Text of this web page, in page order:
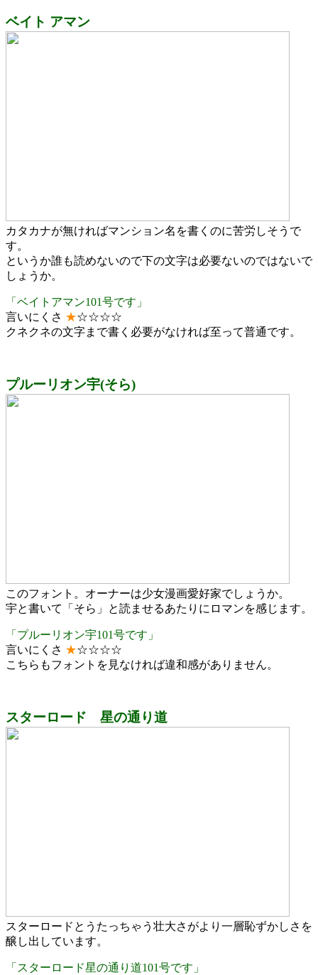
ベイト アマン
カタカナが無ければマンション名を書くのに苦労しそうで
す。
というか誰も読めないので下の文字は必要ないのではないで
しょうか。
「ベイトアマン101号です」
言いにくさ ★☆☆☆☆
クネクネの文字まで書く必要がなければ至って普通です。
プルーリオン宇(そら)
このフォント。オーナーは少女漫画愛好家でしょうか。
宇と書いて「そら」と読ませるあたりにロマンを感じます。
「プルーリオン宇101号です」
言いにくさ ★☆☆☆☆
こちらもフォントを見なければ違和感がありません。
スターロード 星の通り道
スターロードとうたっちゃう壮大さがより一層恥ずかしさを
醸し出しています。
「スターロード星の通り道101号です」